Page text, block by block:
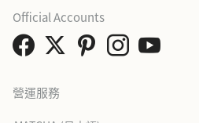
營運服務
Official Accounts